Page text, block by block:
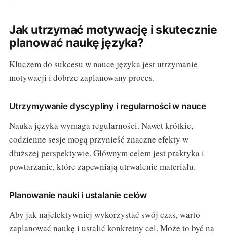
Jak utrzymać motywację i skutecznie
planować naukę języka?
Kluczem do sukcesu w nauce języka jest utrzymanie
motywacji i dobrze zaplanowany proces.
Utrzymywanie dyscypliny i regularności w nauce
Nauka języka wymaga regularności. Nawet krótkie,
codzienne sesje mogą przynieść znaczne efekty w
dłuższej perspektywie. Głównym celem jest praktyka i
powtarzanie, które zapewniają utrwalenie materiału.
Planowanie nauki i ustalanie celów
Aby jak najefektywniej wykorzystać swój czas, warto
zaplanować naukę i ustalić konkretny cel. Może to być na